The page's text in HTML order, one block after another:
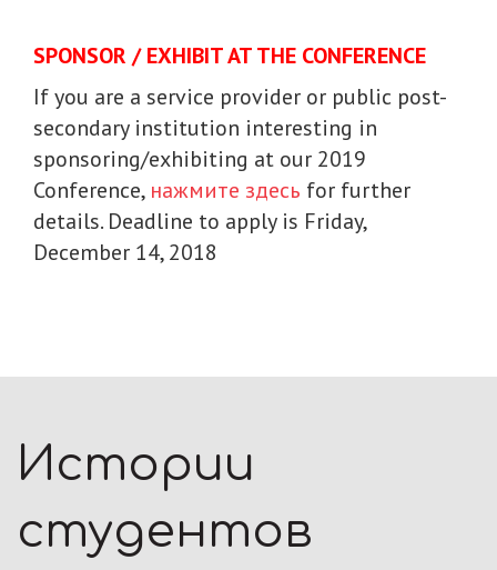
SPONSOR / EXHIBIT AT THE CONFERENCE
If you are a service provider or public post-
secondary institution interesting in
sponsoring/exhibiting at our 2019
Conference, нажмите здесь for further
details. Deadline to apply is Friday,
December 14, 2018
Истории
студентов